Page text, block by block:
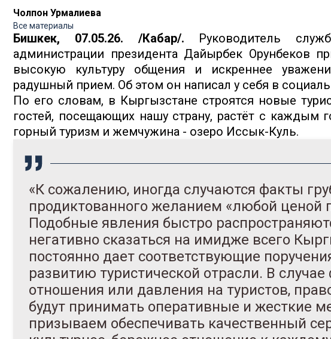
Чолпон Урмалиева
Все материалы
Бишкек, 07.05.26. /Кабар/. Руководитель
администрации президента Дайырбек Орунбеков
высокую культуру общения и искреннее
радушный прием. Об этом он написал у себя в
По его словам, в Кыргызстане строятся новые
гостей, посещающих нашу страну, растёт с каждым
горный туризм и жемчужина - озеро Иссык-Куль.
«К сожалению, иногда случаются факты
продиктованного желанием «любой ценой
Подобные явления быстро
негативно сказаться на имидже всего
постоянно дает соответствующие
развитию туристической отрасли. В
отношения или давления на туристов,
будут принимать оперативные и жесткие
призываем обеспечивать качественный